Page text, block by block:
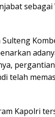
sebagai
Sulteng
telah
Kapolri